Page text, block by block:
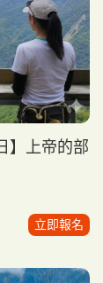
】上帝的部
立即報名